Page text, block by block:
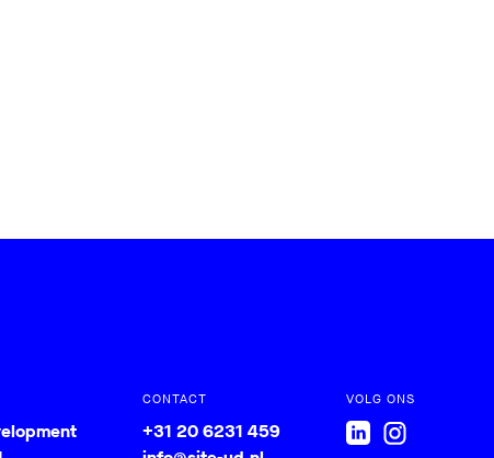
CONTACT
+31 20 6231 459
VOLG ONS